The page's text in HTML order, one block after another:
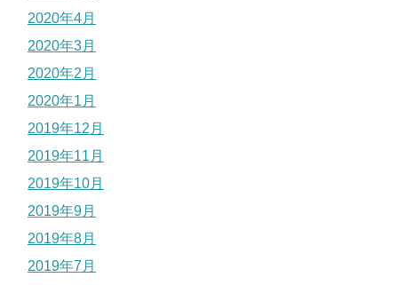
2020年4月
2020年3月
2020年2月
2020年1月
2019年12月
2019年11月
2019年10月
2019年9月
2019年8月
2019年7月